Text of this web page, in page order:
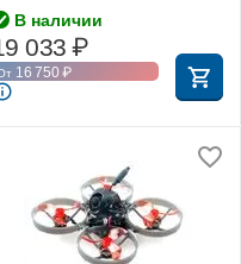
В наличии
033 ₽
16 750 ₽